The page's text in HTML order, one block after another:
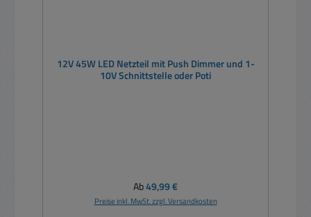
12V 45W LED Netzteil mit Push Dimmer und 1-
10V Schnittstelle oder Poti
Regulärer Preis:
Ab49,99 €
Preise inkl. MwSt. zzgl. Versandkosten